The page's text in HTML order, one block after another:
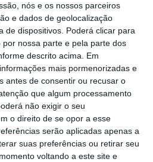
nós e os nossos parceiros
e dados de geolocalização
de dispositivos. Poderá clicar para
nossa parte e pela parte dos
descrito acima. Em
mais pormenorizadas e
antes de consentir ou recusar o
que algum processamento
não exigir o seu
o direito de se opor a esse
serão aplicadas apenas a
suas preferências ou retirar seu
voltando a este site e
se para
central, é “claro” que a
um“significativo”
, considerando que
endividamento público
“A prioridade não
o rendimento básico